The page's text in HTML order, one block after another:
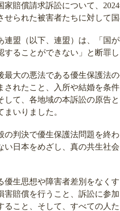
賠償請求訴訟について、
せられた被害者たちに対して
盟（以下、連盟）は、「国
することができない」と断罪
大の悪法である優生保護法
されたこと、入所や結婚を条
して、各地域の本訴訟の原告
まいりました。
判決で優生保護法問題を終
い日本をめざし、真の共生社
生思想や障害者差別をなく
害賠償を行うこと、訴訟に参
ること、そして、すべての人